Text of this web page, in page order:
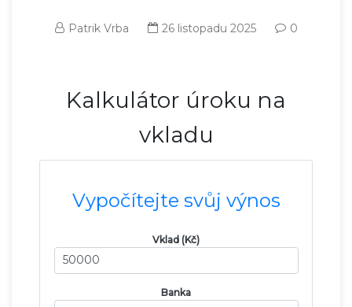
Patrik Vrba 26 listopadu 2025 0
Kalkulátor úroku na
vkladu
Vypočítejte svůj výnos
Vklad (Kč)
Banka